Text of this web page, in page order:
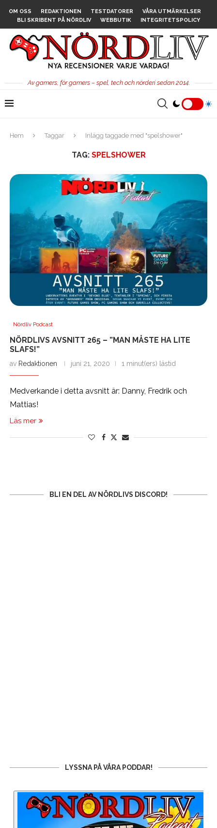
OM OSS REDAKTIONEN TESTDATORER
VÅRA UTMÄRKELSER
BLI SKRIBENT PÅ NÖRDLIV
WEBBUTIK INTEGRITETSPOLICY
Av gamers, för gamers – spel, tech och nörderi sedan 2014.
Hem Taggar Inlägg taggade med "spelshower"
TAG: SPELSHOWER
Nördliv Podcast
NÖRDLIVS AVSNITT 265 – ”MAN MÅSTE HA LITE
SLAFS!”
av Redaktionen juni 21, 2020 1 minut(ers) lästid
Medverkande i detta avsnitt är: Danny, Fredrik och
Mattias!
Läs mer
BLI EN DEL AV NÖRDLIVS DISCORD!
LYSSNA PÅ VÅRA PODDAR!